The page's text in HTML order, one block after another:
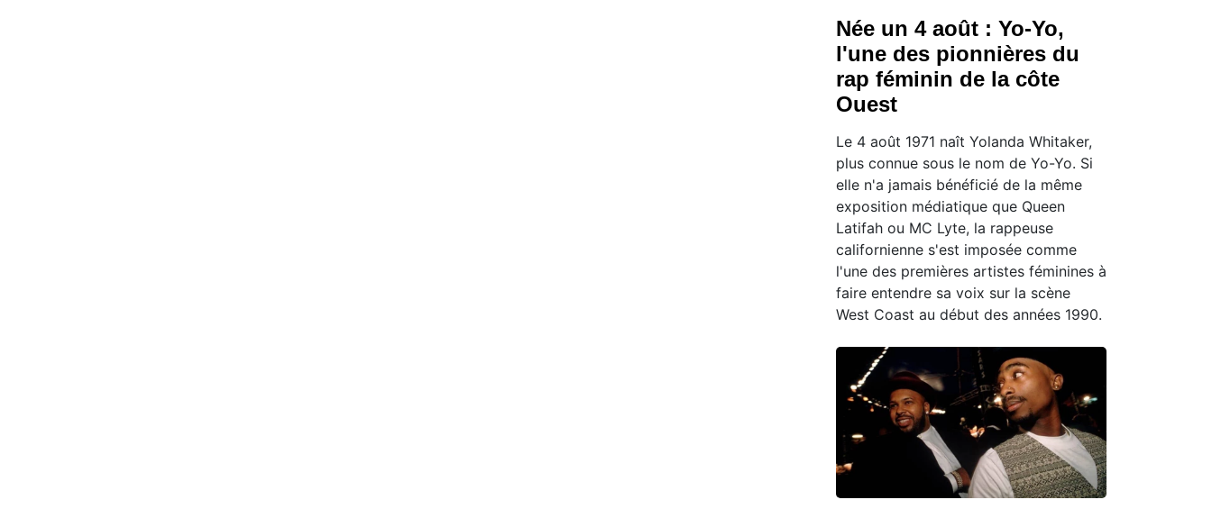
Née un 4 août : Yo-Yo,
l'une des pionnières du
rap féminin de la côte
Ouest
Le 4 août 1971 naît Yolanda Whitaker,
plus connue sous le nom de Yo-Yo. Si
elle n'a jamais bénéficié de la même
exposition médiatique que Queen
Latifah ou MC Lyte, la rappeuse
californienne s'est imposée comme
l'une des premières artistes féminines à
faire entendre sa voix sur la scène
West Coast au début des années 1990.